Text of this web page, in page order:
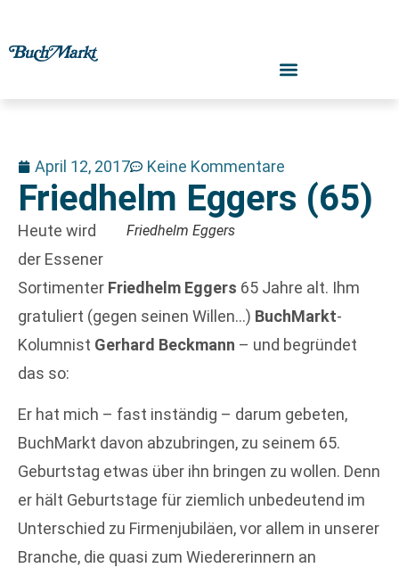
April 12, 2017 Keine Kommentare
Friedhelm Eggers (65)
Friedhelm Eggers
Heute wird
der Essener
Sortimenter Friedhelm Eggers 65 Jahre alt. Ihm
gratuliert (gegen seinen Willen…) BuchMarkt-
Kolumnist Gerhard Beckmann – und begründet
das so:
Er hat mich – fast inständig – darum gebeten,
BuchMarkt davon abzubringen, zu seinem 65.
Geburtstag etwas über ihn bringen zu wollen. Denn
er hält Geburtstage für ziemlich unbedeutend im
Unterschied zu Firmenjubiläen, vor allem in unserer
Branche, die quasi zum Wiedererinnern an